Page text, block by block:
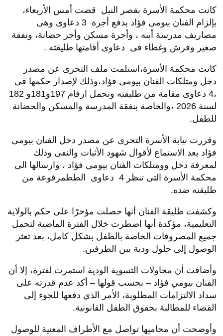
كانت محكمة الأسرة بقصر النيل قضت أمس الأربعاء،
بإلزام الفنان بيومى فؤاد بدفع أجرة 3 دعاوى وهى
مصاريف مدرسة أبنه ، وأجرة مسكن وأجر حضانة، ونفقة
صغير وفرش وغطاء فى دعاوى أقامتها طليقته .
كانت محكمة الأسرة،استلمت ملف التحرى عن مصدر
دخل ومتلكات الفنان بيومى فؤاد،وذلك لإصدار حكمها فى
،4 دعاوى مقامة من طليقته وتحمل ارفام 197و181و 182
لسنة 2026 ،والخاصة بنفقة المدرسة والمسكن والحضانة
للطفل.
وقررت نيابة الأسرة التحرى عن مصدر دخل الفنان بيومى
فؤاد بعد الاستماع لأقوال شهود الأثبات والنفى وذلك
لمعرفة دخل وومتلكات الفنان بيومى فؤاد ، وارسالها الى
محكمة الأسرة التى تنظر 4 دعاوى الططمرفوعة من
طليقنه ضده.
وكشفت طليقة الفنان أنها حصلت مؤخرًا على حكم بالولاية
التعليمية، مؤكدة أنها اضطرت خلال الفترة الماضية لتحمل
جميع المصروفات الخاصة بالطفل بشكل كامل، بعد تعثر
الوصول إلى حلول ودية بين الطرفين.
وأضافت أن محاولات التسوية الودية استمرت لفترة، إلا أن
الفنان بيومي فؤاد – بحسب قولها – أكد عدم قدرته على
سداد الالتزامات المطلوبة، الأمر الذي دفعها للجوء إلى
القضاء للمطالبة بحقوق الطفل القانونية.
وأوضحت أن محاميها تواصل مع الأطراف المعنية للوصول